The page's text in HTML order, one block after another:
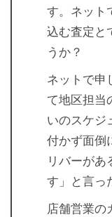
す。ネット
込む査定と
うか？
ネットで申
て地区担当
いのスケジ
付かず面倒
リバーがあ
す」と言っ
店舗営業の